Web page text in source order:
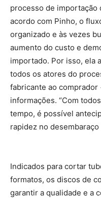
processo de importação
acordo com Pinho, o
organizado e às vezes
aumento do custo e
importado. Por isso, ela
todos os atores do
fabricante ao
informações. “Com
tempo, é possível
rapidez no
Indicados para cortar
formatos, os discos de
garantir a qualidade e a